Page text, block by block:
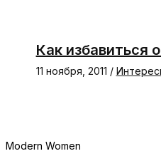
Как избавиться
11 ноября, 2011 /
Modern Women